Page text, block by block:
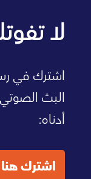
لا
اشترك في
البث الصوتي
أدناه:
اشترك هنا